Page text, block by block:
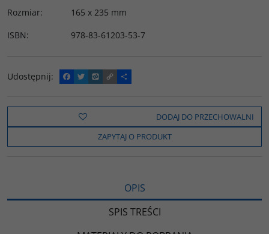
Rozmiar:
165 x 235 mm
ISBN: 978-83-61203-53-7
Udostępnij:
F
a
e
o
k
T
w
t
t
e
W
y
o
C
o
y
i
n
k
P
o
z
e
l
s
DODAJ DO PRZECHOWALNI
ZAPYTAJ O PRODUKT
OPIS
SPIS TREŚCI